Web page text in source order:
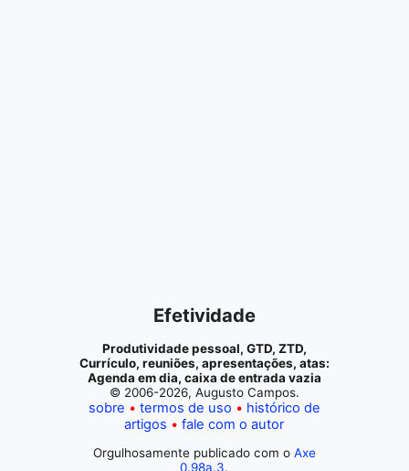
Efetividade
Produtividade pessoal, GTD, ZTD,
Currículo, reuniões, apresentações, atas:
Agenda em dia, caixa de entrada vazia
© 2006-2026, Augusto Campos.
sobre termos de uso
histórico de
artigos
fale com o autor
Orgulhosamente publicado com o Axe
0.98a.3.